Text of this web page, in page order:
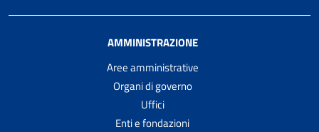
AMMINISTRAZIONE
Aree amministrative
Organi di governo
Uffici
Enti e fondazioni